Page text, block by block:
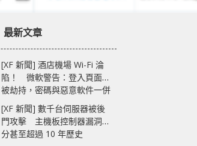
最新文章
[XF 新聞] 酒店機場 Wi-Fi 淪
陷！ 微軟警告：登入頁面可
被劫持，密碼與惡意軟件一併
中招
[XF 新聞] 數千台伺服器被後
門攻擊 主機板控制器漏洞部
分甚至超過 10 年歷史